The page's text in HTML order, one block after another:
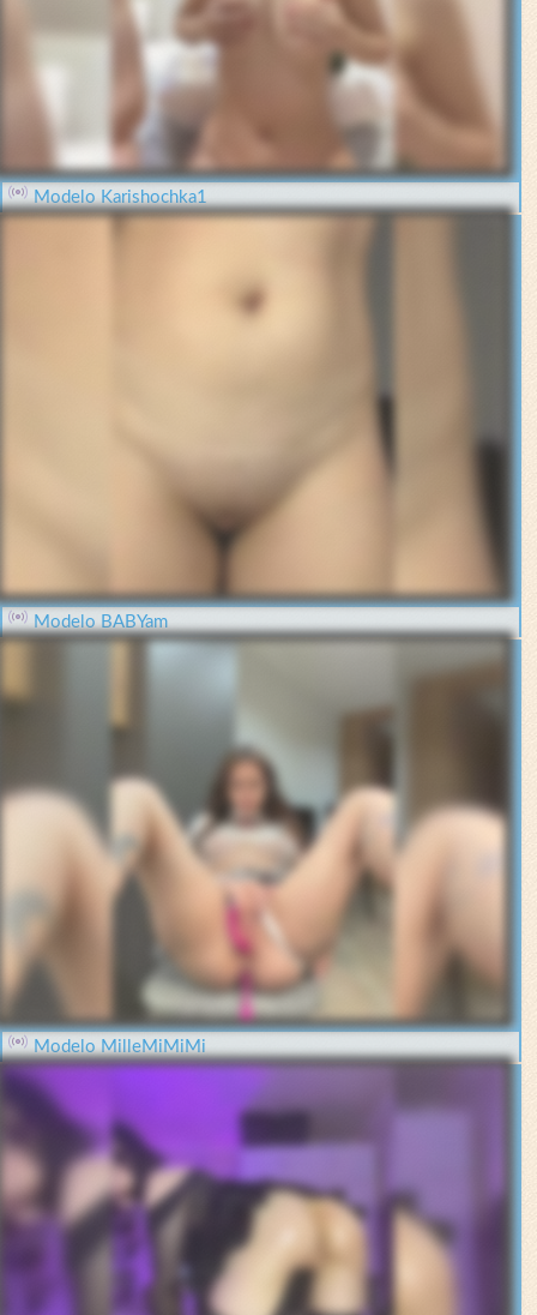
Modelo Karishochka1
Modelo BABYam
Modelo MilleMiMiMi